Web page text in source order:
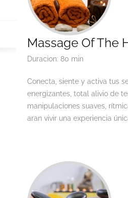
Massage Of The
Duracion: 80 min
Conecta, siente y activa tus
energizantes, total alivio de
manipulaciones suaves,
aran vivir una experiencia